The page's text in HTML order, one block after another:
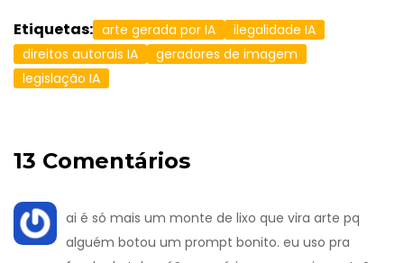
Etiquetas: arte gerada por IA
ilegalidade IA
direitos autorais IA
geradores de imagem
legislação IA
13 Comentários
ai é só mais um monte de lixo que vira arte pq
alguém botou um prompt bonito. eu uso pra